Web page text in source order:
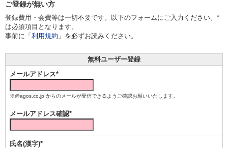
ご登録が無い方
登録費用・会費等は一切不要です。以下のフォームにご入力ください。*
は必須項目となります。
事前に「 利用規約 」を必ずお読みください。
無料ユーザー登録
メールアドレス*
※@agos.co.jp からのメールが受信できるようご確認お願いいたします。
メールアドレス確認*
氏名(漢字)*